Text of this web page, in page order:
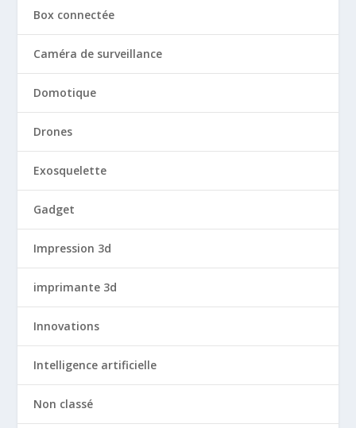
Box connectée
Caméra de surveillance
Domotique
Drones
Exosquelette
Gadget
Impression 3d
imprimante 3d
Innovations
Intelligence artificielle
Non classé